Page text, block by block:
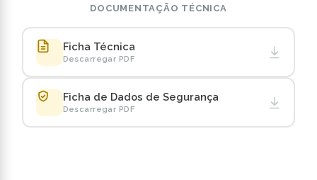
DOCUMENTAÇÃO TÉCNICA
Ficha Técnica
Descarregar PDF
Ficha de Dados de Segurança
Descarregar PDF